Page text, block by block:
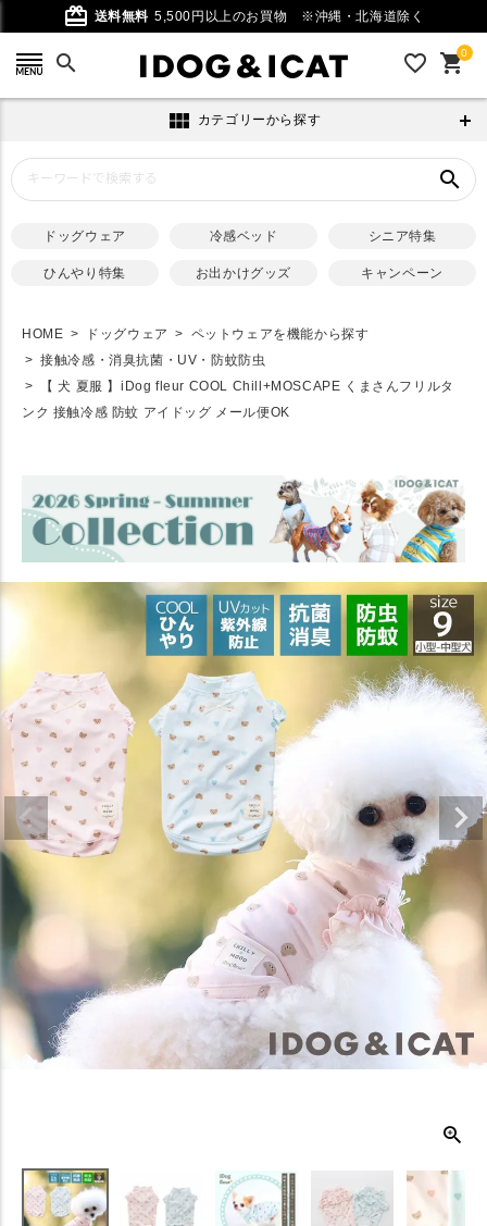
card_giftcard 送料無料 5,500円以上のお買物 ※沖縄・北海道除く
search favorite_outline 0
shopping_cart
view_module カテゴリーから探す
search
ドッグウェア 冷感ベッド シニア特集
ひんやり特集 お出かけグッズ キャンペーン
HOME ドッグウェア
ペットウェアを機能から探す
接触冷感・消臭抗菌・UV・防蚊防虫
【 犬 夏服 】iDog fleur COOL Chill+MOSCAPE くまさんフリルタ
ンク 接触冷感 防蚊 アイドッグ メール便OK